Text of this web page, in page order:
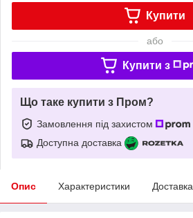
Купити
або
Купити з
Що таке купити з Пром?
Замовлення під захистом
Доступна доставка
Опис Характеристики Доставка